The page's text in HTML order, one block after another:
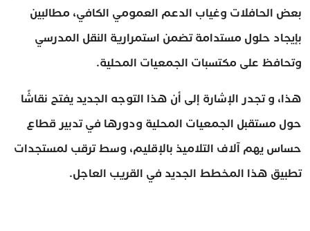
بعض الحافلات وغياب الدعم العمومي الكافي، مطالبين
بإيجاد حلول مستدامة تضمن استمرارية النقل المدرسي
وتحافظ على مكتسبات الجمعيات المحلية.
هذا، و تجدر الإشارة إلى أن هذا التوجه الجديد يفتح نقاشًا
حول مستقبل الجمعيات المحلية ودورها في تدبير قطاع
حساس يهم آلاف التلاميذ بالإقليم، وسط ترقب لمستجدات
تطبيق هذا المخطط الجديد في القريب العاجل.